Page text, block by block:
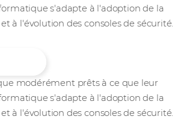
s'adapte à l'adoption de la
à l'évolution des consoles de sécurité.
modérément prêts à ce que leur
s'adapte à l'adoption de la
à l'évolution des consoles de sécurité.